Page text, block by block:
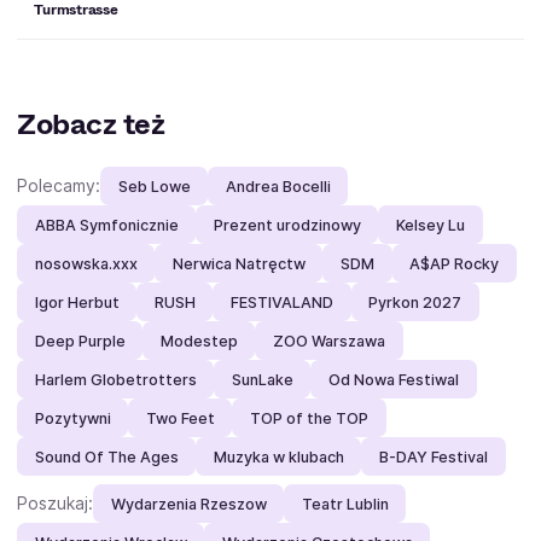
Turmstrasse
Zobacz też
Polecamy: Seb Lowe Andrea Bocelli
ABBA Symfonicznie Prezent urodzinowy Kelsey Lu
nosowska.xxx Nerwica Natręctw SDM A$AP Rocky
Igor Herbut RUSH FESTIVALAND Pyrkon 2027
Deep Purple Modestep ZOO Warszawa
Harlem Globetrotters SunLake Od Nowa Festiwal
Pozytywni Two Feet TOP of the TOP
Sound Of The Ages Muzyka w klubach B-DAY Festival
Poszukaj: Wydarzenia Rzeszow Teatr Lublin